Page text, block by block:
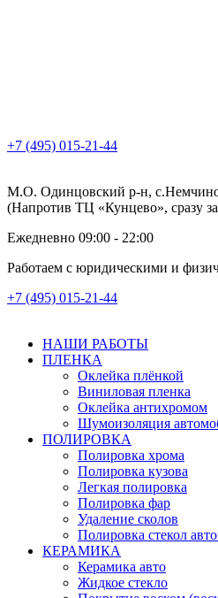
+7 (495) 015-21-44
М.О. Одинцовский р-н,
(Напротив ТЦ «Кунцево», сразу
Ежедневно 09:00 - 22:00
Работаем с юридическими и
+7 (495) 015-21-44
НАШИ РАБОТЫ
ПЛЕНКА
Оклейка плёнкой
Виниловая пленка
Оклейка антихромом
Шумоизоляция
ПОЛИРОВКА
Полировка хрома
Полировка кузова
Легкая полировка
Полировка фар
Удаление сколов
Полировка стекол
КЕРАМИКА
Керамика авто
Жидкое стекло